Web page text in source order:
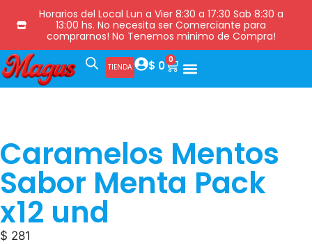
Horarios del Local Lun a Vier 8:30 a 17:30 Sab 8:30 a
13:00 hs. No necesita ser Comerciante para
comprarnos! No Tenemos minimo de Compra!
TIENDA $ 0 0
Caramelos Mentos
Sabor Menta Pack
x12 und
$ 281